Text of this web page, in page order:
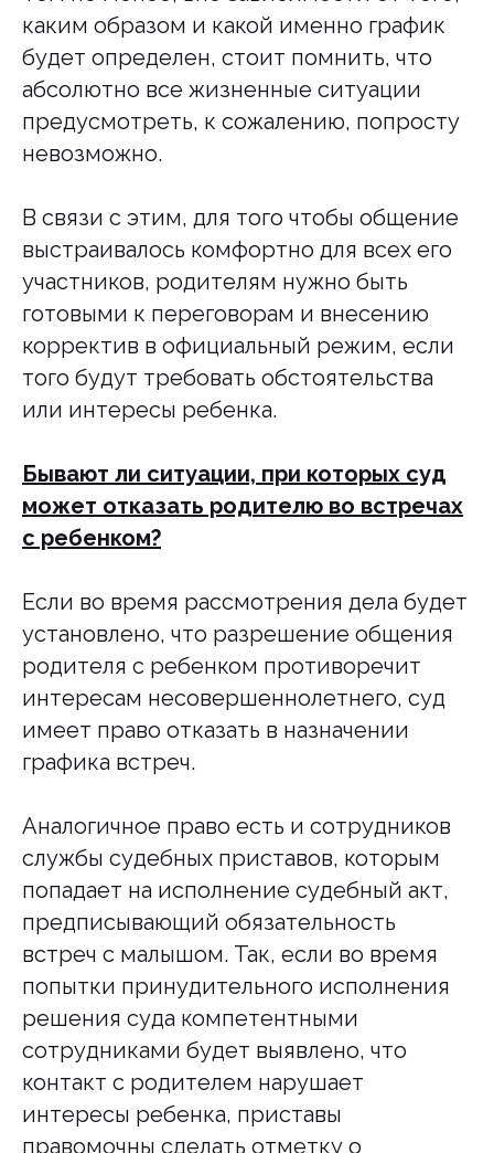
каким образом и какой именно график
будет определен, стоит помнить, что
абсолютно все жизненные ситуации
предусмотреть, к сожалению, попросту
невозможно.
В связи с этим, для того чтобы общение
выстраивалось комфортно для всех его
участников, родителям нужно быть
готовыми к переговорам и внесению
корректив в официальный режим, если
того будут требовать обстоятельства
или интересы ребенка.
Бывают ли ситуации, при которых суд
может отказать родителю во встречах
с ребенком?
Если во время рассмотрения дела будет
установлено, что разрешение общения
родителя с ребенком противоречит
интересам несовершеннолетнего, суд
имеет право отказать в назначении
графика встреч.
Аналогичное право есть и сотрудников
службы судебных приставов, которым
попадает на исполнение судебный акт,
предписывающий обязательность
встреч с малышом. Так, если во время
попытки принудительного исполнения
решения суда компетентными
сотрудниками будет выявлено, что
контакт с родителем нарушает
интересы ребенка, приставы
правомочны сделать отметку о
Екатерина Акатова
семейного права (ИНН 772855686201)
Правовые документы сайта
Контакты
Разделы
Обо мне
Услуги
Этапы работы
Отзывы
+7 (925) 900-24-29
yuristakatova@mail.ru
г. Москва
Пн-Пт, с 10:00 до 19:00
5/5 Vk.com
5/5 Отзовик.ру